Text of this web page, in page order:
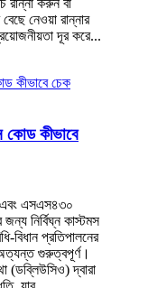
নেওয়া রান্নার
দূর করে...
কোড কীভাবে
এবং এসএস৪৩০
নির্বিঘ্ন কাস্টমস
বিধান প্রতিপালনের
গুরুত্বপূর্ণ।
দ্বারা